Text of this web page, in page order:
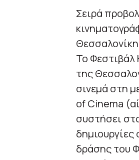
Σειρά
Το Φεστιβάλ
της
σινεμά στη
of Cinema
συστήσει
δράσης του